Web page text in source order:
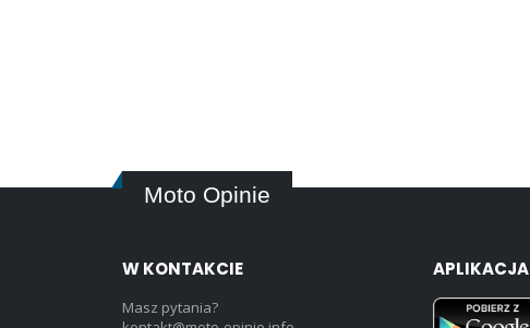
Moto Opinie
W KONTAKCIE
Masz pytania?
APLIKACJA